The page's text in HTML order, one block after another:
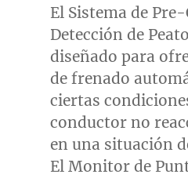
El Sistema de
Detección de
diseñado para
de frenado
ciertas
conductor no
en una situación
El Monitor de